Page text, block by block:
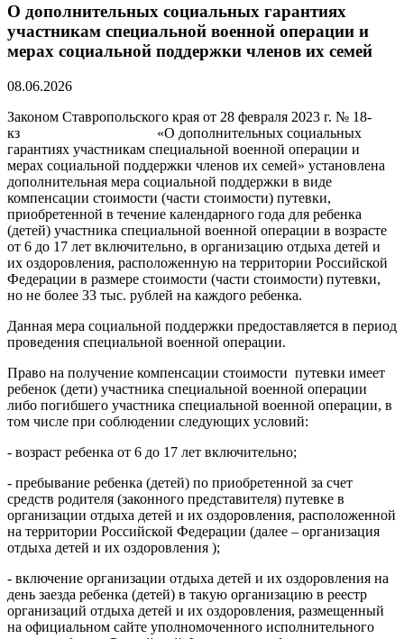
О дополнительных социальных гарантиях
участникам специальной военной операции и
мерах социальной поддержки членов их семей
08.06.2026
Законом Ставропольского края от 28 февраля 2023 г. № 18-
кз «О дополнительных социальных
гарантиях участникам специальной военной операции и
мерах социальной поддержки членов их семей» установлена
дополнительная мера социальной поддержки в виде
компенсации стоимости (части стоимости) путевки,
приобретенной в течение календарного года для ребенка
(детей) участника специальной военной операции в возрасте
от 6 до 17 лет включительно, в организацию отдыха детей и
их оздоровления, расположенную на территории Российской
Федерации в размере стоимости (части стоимости) путевки,
но не более 33 тыс. рублей на каждого ребенка.
Данная мера социальной поддержки предоставляется в период
проведения специальной военной операции.
Право на получение компенсации стоимости путевки имеет
ребенок (дети) участника специальной военной операции
либо погибшего участника специальной военной операции, в
том числе при соблюдении следующих условий:
- возраст ребенка от 6 до 17 лет включительно;
- пребывание ребенка (детей) по приобретенной за счет
средств родителя (законного представителя) путевке в
организации отдыха детей и их оздоровления, расположенной
на территории Российской Федерации (далее – организация
отдыха детей и их оздоровления );
- включение организации отдыха детей и их оздоровления на
день заезда ребенка (детей) в такую организацию в реестр
организаций отдыха детей и их оздоровления, размещенный
на официальном сайте уполномоченного исполнительного